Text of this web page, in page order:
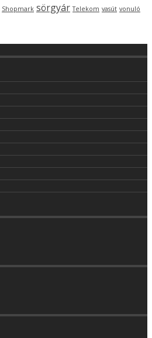
Shopmark sörgyár Telekom vasút vonuló